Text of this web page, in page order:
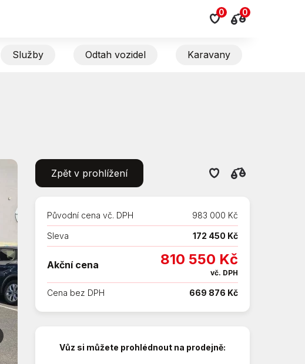
0 0
Služby Odtah vozidel Karavany
Zpět v prohlížení
Původní cena vč. DPH 983 000 Kč
Sleva 172 450 Kč
Akční cena 810 550 Kč
vč. DPH
Cena bez DPH 669 876 Kč
Vůz si můžete prohlédnout na prodejně: